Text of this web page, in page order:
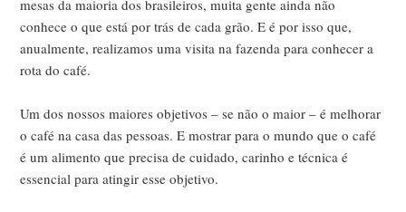
mesas da maioria dos brasileiros, muita gente ainda não
conhece o que está por trás de cada grão. E é por isso que,
anualmente, realizamos uma visita na fazenda para conhecer a
rota do café.
Um dos nossos maiores objetivos – se não o maior – é melhorar
o café na casa das pessoas. E mostrar para o mundo que o café
é um alimento que precisa de cuidado, carinho e técnica é
essencial para atingir esse objetivo.